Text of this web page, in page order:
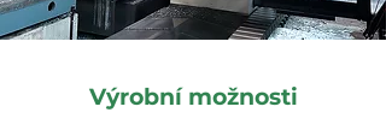
Výrobní možnosti